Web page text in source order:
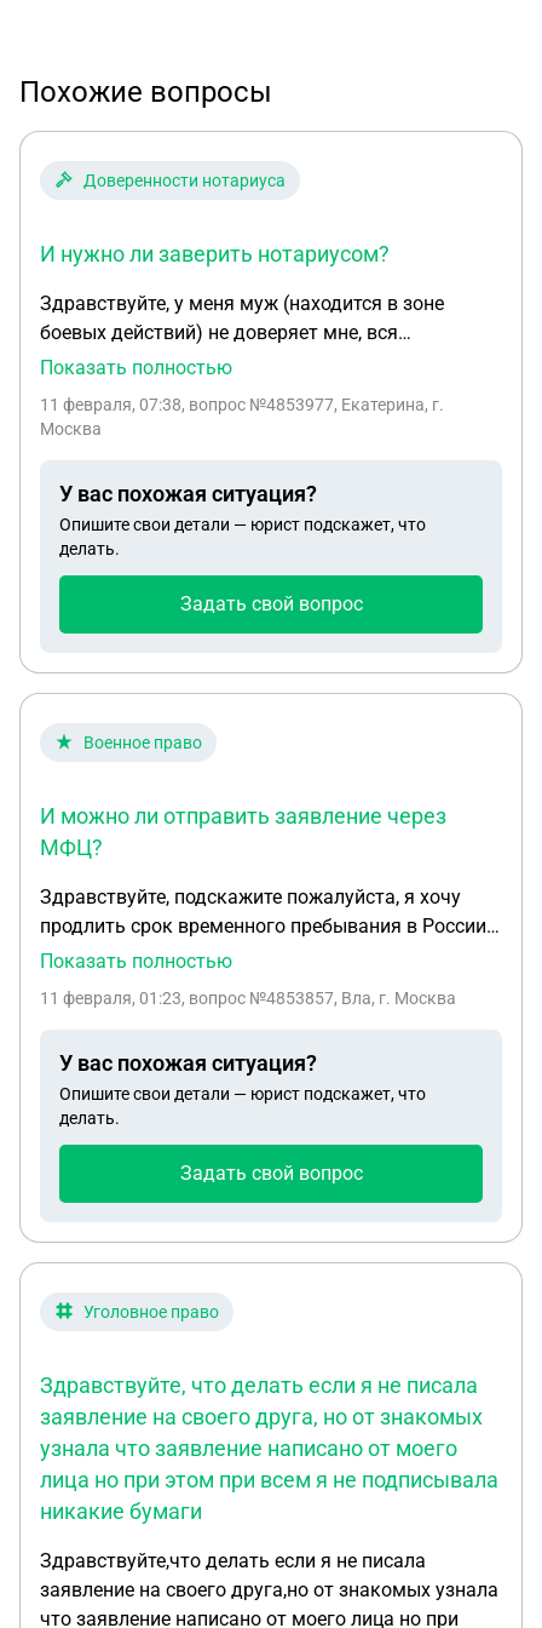
Похожие вопросы
Доверенности нотариуса
И нужно ли заверить нотариусом?
Здравствуйте, у меня муж (находится в зоне
боевых действий) не доверяет мне, вся
доверенность оформлена на его матери, деньги
нибудь заявление что я не претендую ни на что,
Показать полностью
11 февраля, 07:38, вопрос №4853977, Екатерина, г.
Москва
У вас похожая ситуация?
Опишите свои детали — юрист подскажет, что
делать.
Задать свой вопрос
Военное право
И можно ли отправить заявление через
МФЦ?
Здравствуйте, подскажите пожалуйста, я хочу
продлить срок временного пребывания в России
на основании трудового договора. Бумажной
приложение Амина. Куда и с какими документами
заявление через МФЦ?
Показать полностью
11 февраля, 01:23, вопрос №4853857, Вла, г. Москва
У вас похожая ситуация?
Опишите свои детали — юрист подскажет, что
делать.
Задать свой вопрос
Уголовное право
Здравствуйте, что делать если я не писала
заявление на своего друга, но от знакомых
узнала что заявление написано от моего
лица но при этом при всем я не подписывала
никакие бумаги
Здравствуйте,что делать если я не писала
заявление на своего друга,но от знакомых узнала
что заявление написано от моего лица но при